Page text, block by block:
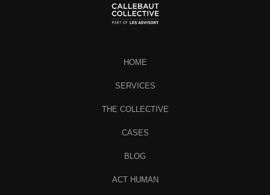
HOME
SERVICES
THE COLLECTIVE
CASES
BLOG
ACT HUMAN